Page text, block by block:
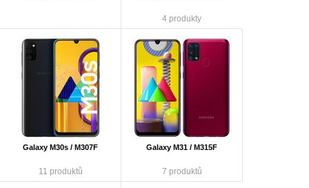
4 produkty
Galaxy M30s / M307F
11 produktů
Galaxy M31 / M315F
7 produktů